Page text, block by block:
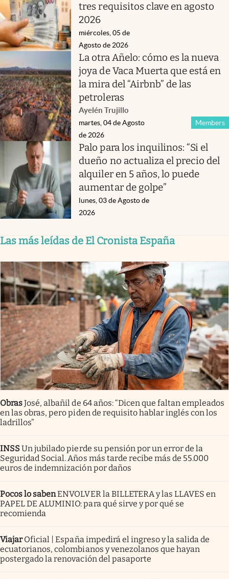
tres requisitos clave en agosto
2026
miércoles, 05 de
Agosto de 2026
La otra Añelo: cómo es la nueva
joya de Vaca Muerta que está en
la mira del “Airbnb” de las
petroleras
Ayelén Trujillo
Members
martes, 04 de Agosto
de 2026
Palo para los inquilinos: “Si el
dueño no actualiza el precio del
alquiler en 5 años, lo puede
aumentar de golpe”
lunes, 03 de Agosto de
2026
Las más leídas de El Cronista España
ObrasJosé, albañil de 64 años: “Dicen que faltan empleados
en las obras, pero piden de requisito hablar inglés con los
ladrillos”
INSSUn jubilado pierde su pensión por un error de la
Seguridad Social. Años más tarde recibe más de 55.000
euros de indemnización por daños
Pocos lo sabenENVOLVER la BILLETERA y las LLAVES en
PAPEL DE ALUMINIO: para qué sirve y por qué se
recomienda
Viajar Oficial | España impedirá el ingreso y la salida de
ecuatorianos, colombianos y venezolanos que hayan
postergado la renovación del pasaporte